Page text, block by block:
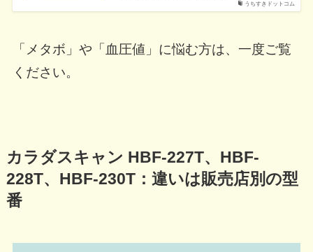
うちすきドットコム
「メタボ」や「血圧値」に悩む方は、一度ご覧
ください。
カラダスキャン HBF-227T、HBF-
228T、HBF-230T：違いは販売店別の型
番